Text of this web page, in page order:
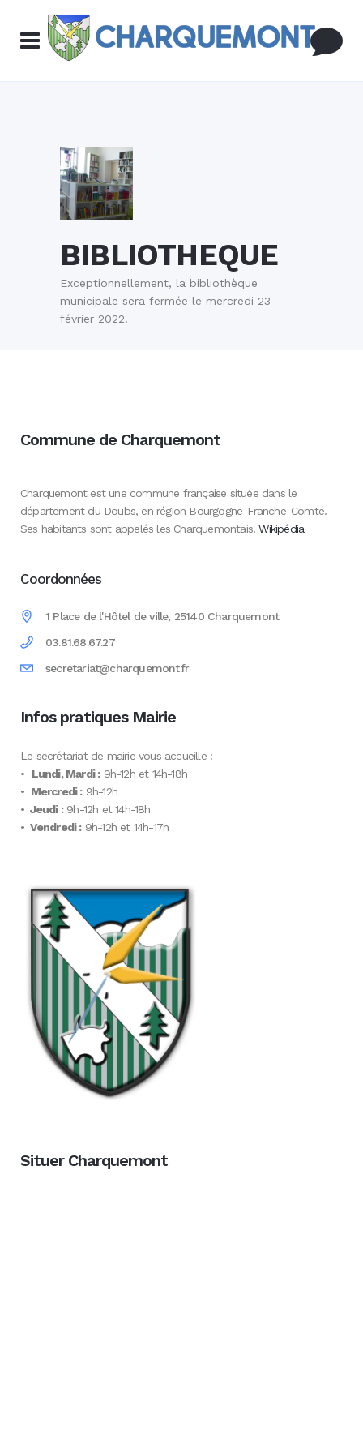
BIBLIOTHEQUE
Exceptionnellement, la bibliothèque
municipale sera fermée le mercredi 23
février 2022.
Commune de Charquemont
Charquemont est une commune française située dans le
département du Doubs, en région Bourgogne-Franche-Comté.
Ses habitants sont appelés les Charquemontais.Wikipédia
Coordonnées
1 Place de l'Hôtel de ville, 25140 Charquemont
03.81.68.67.27
secretariat@charquemont.fr
Infos pratiques Mairie
Le secrétariat de mairie vous accueille :
• Lundi, Mardi :9h-12h et 14h-18h
• Mercredi :9h-12h
• Jeudi :9h-12h et 14h-18h
• Vendredi :9h-12h et 14h-17h
Situer Charquemont